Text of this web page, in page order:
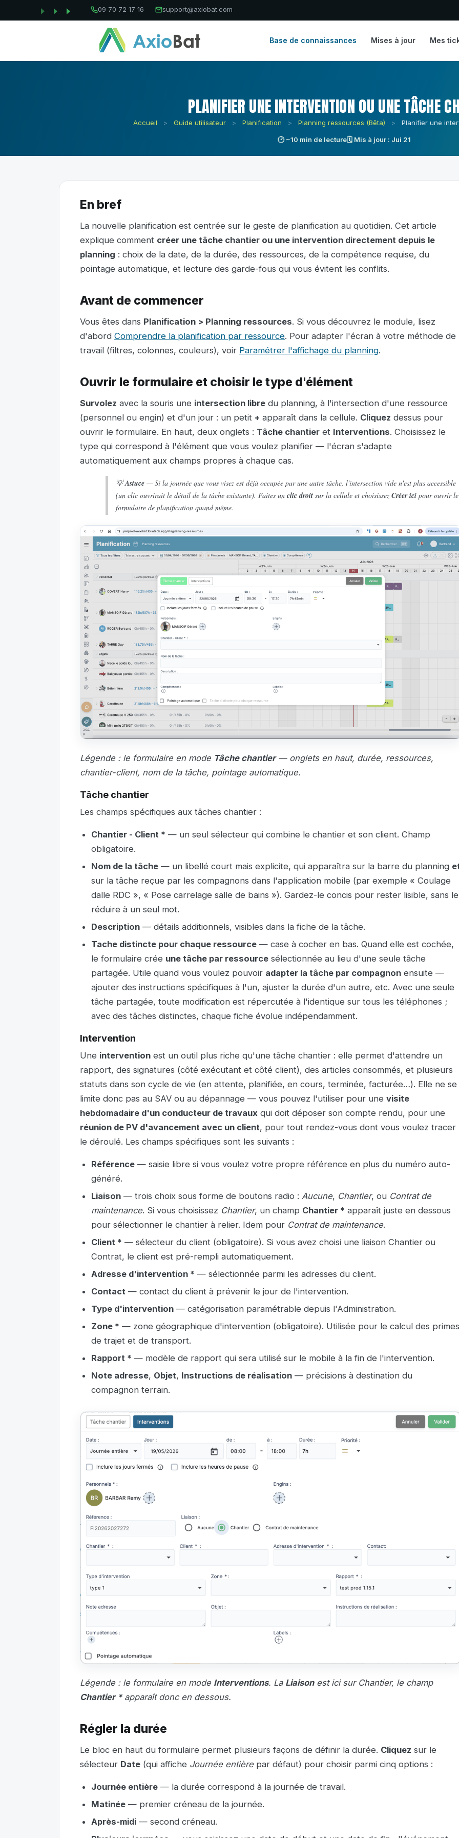
09 70 72 17 16 support@axiobat.com
Base de connaissances Mises à jour Mes
PLANIFIER UNE INTERVENTION OU UNE TÂCHE
Accueil > Guide utilisateur > Planification > Planning ressources (Bêta) > Planifier une
🕑 ~10 min de lecture🗓 Mis à jour : Jui 21
En bref
La nouvelle planification est centrée sur le geste de planification au quotidien. Cet article
explique comment créer une tâche chantier ou une intervention directement depuis le
planning : choix de la date, de la durée, des ressources, de la compétence requise, du
pointage automatique, et lecture des garde-fous qui vous évitent les conflits.
Avant de commencer
Vous êtes dans Planification > Planning ressources. Si vous découvrez le module, lisez
d'abord Comprendre la planification par ressource. Pour adapter l'écran à votre méthode de
travail (filtres, colonnes, couleurs), voir Paramétrer l'affichage du planning.
Ouvrir le formulaire et choisir le type d'élément
Survolez avec la souris une intersection libre du planning, à l'intersection d'une ressource
(personnel ou engin) et d'un jour : un petit + apparaît dans la cellule. Cliquez dessus pour
ouvrir le formulaire. En haut, deux onglets : Tâche chantier et Interventions. Choisissez le
type qui correspond à l'élément que vous voulez planifier — l'écran s'adapte
automatiquement aux champs propres à chaque cas.
💡Astuce — Si la journée que vous visez est déjà occupée par une autre tâche, l'intersection vide n'est plus accessible
(un clic ouvrirait le détail de la tâche existante). Faites un clic droit sur la cellule et choisissez Créer ici pour ouvrir le
formulaire de planification quand même.
Légende : le formulaire en mode Tâche chantier— onglets en haut, durée, ressources,
chantier-client, nom de la tâche, pointage automatique.
Tâche chantier
Les champs spécifiques aux tâches chantier :
Chantier - Client * — un seul sélecteur qui combine le chantier et son client. Champ
obligatoire.
Nom de la tâche — un libellé court mais explicite, qui apparaîtra sur la barre du planning
sur la tâche reçue par les compagnons dans l'application mobile (par exemple « Coulage
dalle RDC », « Pose carrelage salle de bains »). Gardez-le concis pour rester lisible, sans le
réduire à un seul mot.
Description — détails additionnels, visibles dans la fiche de la tâche.
Tache distincte pour chaque ressource — case à cocher en bas. Quand elle est cochée,
le formulaire crée une tâche par ressource sélectionnée au lieu d'une seule tâche
partagée. Utile quand vous voulez pouvoir adapter la tâche par compagnon ensuite —
ajouter des instructions spécifiques à l'un, ajuster la durée d'un autre, etc. Avec une seule
tâche partagée, toute modification est répercutée à l'identique sur tous les téléphones ;
avec des tâches distinctes, chaque fiche évolue indépendamment.
Intervention
Une intervention est un outil plus riche qu'une tâche chantier : elle permet d'attendre un
rapport, des signatures (côté exécutant et côté client), des articles consommés, et plusieurs
statuts dans son cycle de vie (en attente, planifiée, en cours, terminée, facturée…). Elle ne se
limite donc pas au SAV ou au dépannage — vous pouvez l'utiliser pour une visite
hebdomadaire d'un conducteur de travaux qui doit déposer son compte rendu, pour une
réunion de PV d'avancement avec un client, pour tout rendez-vous dont vous voulez tracer
le déroulé. Les champs spécifiques sont les suivants :
Référence — saisie libre si vous voulez votre propre référence en plus du numéro auto-
généré.
Liaison — trois choix sous forme de boutons radio : Aucune, Chantier, ou Contrat de
maintenance. Si vous choisissez Chantier, un champ Chantier * apparaît juste en dessous
pour sélectionner le chantier à relier. Idem pour Contrat de maintenance.
Client * — sélecteur du client (obligatoire). Si vous avez choisi une liaison Chantier ou
Contrat, le client est pré-rempli automatiquement.
Adresse d'intervention * — sélectionnée parmi les adresses du client.
Contact — contact du client à prévenir le jour de l'intervention.
Type d'intervention — catégorisation paramétrable depuis l'Administration.
Zone * — zone géographique d'intervention (obligatoire). Utilisée pour le calcul des primes
de trajet et de transport.
Rapport * — modèle de rapport qui sera utilisé sur le mobile à la fin de l'intervention.
Note adresse, Objet, Instructions de réalisation — précisions à destination du
compagnon terrain.
Légende : le formulaire en mode Interventions. La Liaisonest ici sur Chantier, le champ
Chantier *apparaît donc en dessous.
Régler la durée
Le bloc en haut du formulaire permet plusieurs façons de définir la durée. Cliquez sur le
sélecteur Date (qui affiche Journée entièrepar défaut) pour choisir parmi cinq options :
Journée entière — la durée correspond à la journée de travail.
Matinée — premier créneau de la journée.
Après-midi — second créneau.